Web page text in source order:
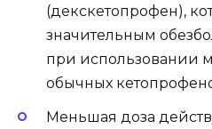
(декскетопрофен),
значительным
при использовании
обычных
Меньшая доза